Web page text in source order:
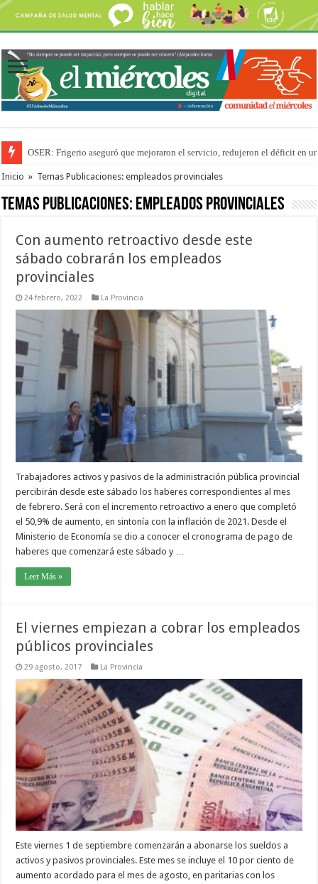
OSER: Frigerio aseguró que mejoraron el servicio, redujeron el déficit en
Por primera vez hicieron una cirugía de reconstrucción torácica en el
Inicio » Temas Publicaciones: empleados provinciales
Temas Publicaciones: empleados provinciales
Con aumento retroactivo desde este
sábado cobrarán los empleados
provinciales
24 febrero, 2022 La Provincia
Trabajadores activos y pasivos de la administración pública provincial
percibirán desde este sábado los haberes correspondientes al mes
de febrero. Será con el incremento retroactivo a enero que completó
el 50,9% de aumento, en sintonía con la inflación de 2021. Desde el
Ministerio de Economía se dio a conocer el cronograma de pago de
haberes que comenzará este sábado y …
Leer Más »
El viernes empiezan a cobrar los empleados
públicos provinciales
29 agosto, 2017 La Provincia
Este viernes 1 de septiembre comenzarán a abonarse los sueldos a
activos y pasivos provinciales. Este mes se incluye el 10 por ciento de
aumento acordado para el mes de agosto, en paritarias con los